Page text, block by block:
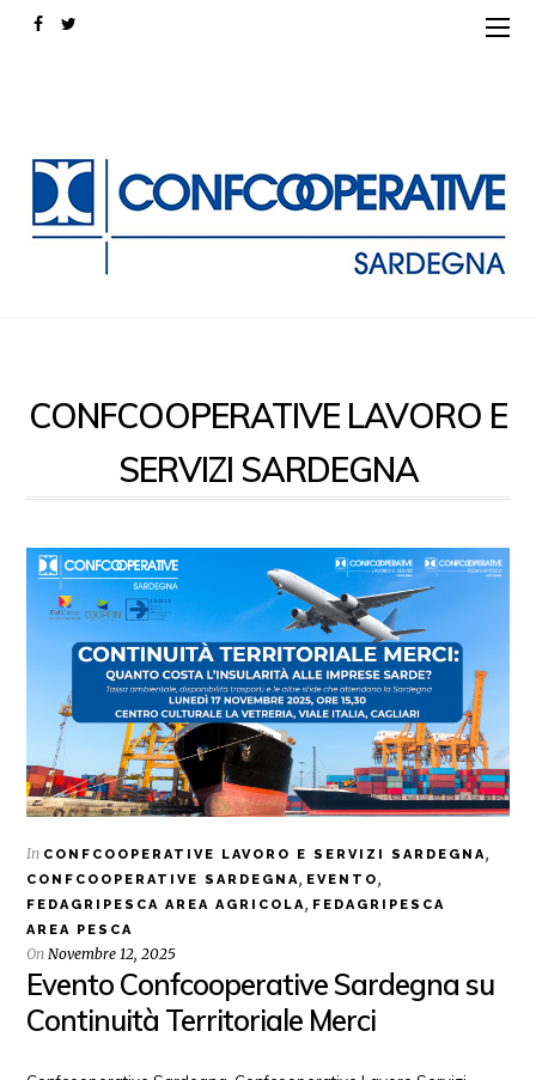
CONFCOOPERATIVE LAVORO E
SERVIZI SARDEGNA
In CONFCOOPERATIVE LAVORO E SERVIZI SARDEGNA,
CONFCOOPERATIVE SARDEGNA, EVENTO,
FEDAGRIPESCA AREA AGRICOLA, FEDAGRIPESCA
AREA PESCA
On Novembre 12, 2025
Evento Confcooperative Sardegna su
Continuità Territoriale Merci